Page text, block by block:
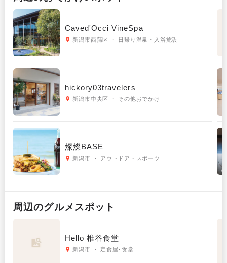
Caved'Occi VineSpa
新潟市西蒲区 ・ 日帰り温泉・入浴施設
hickory03travelers
新潟市中央区 ・ その他おでかけ
燦燦BASE
新潟市 ・ アウトドア・スポーツ
周辺のグルメ スポット
Hello 椎谷食堂
新潟市 ・ 定食屋･食堂